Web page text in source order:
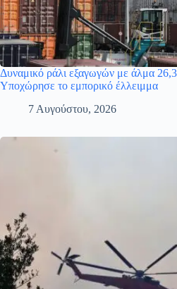
Δυναμικό ράλι εξαγωγών με άλμα
Υποχώρησε το εμπορικό έλλειμμα
7 Αυγούστου, 2026